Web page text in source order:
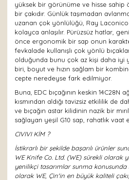
yüksek bir görünüme ve hisse sahip
bir çakıdır. Günlük taşımadan
uzanan çok yönlülüğü, Ray Laconico
kolayca anlaşılır. Pürüzsüz hatlar,
önce ergonomik bir sap onun
fevkalade kullanışlı çok yönlü
olduğunda bunu çok az kişi daha iyi
biri, boyut ve hızın sağlam bir
cepte neredeyse fark edilmiyor.
Buna, EDC bıçağının keskin 14C28N
kısmından aldığı tavizsiz etkililik de
ve bıçağın astar kilidinin nazik bir
sağlayan yeşil G10 sap, rahatlık vaat
CIVIVI KİM ?
İstikrarlı bir şekilde başarılı ürünler
WE Knife Co. Ltd. (WE) sürekli olarak
yenilikçi tasarımlar sunma konusunda
olarak WE, Çin'in en büyük kaliteli